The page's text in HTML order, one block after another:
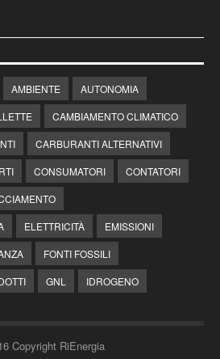
AMBIENTE
AUTONOMIA
CAMBIAMENTO CLIMATICO
CARBURANTI ALTERNATIVI
CONSUMATORI
CONTATORI
ELETTRICITÀ
EMISSIONI
FONTI FOSSILI
GNL IDROGENO
Copyright RiEnergia